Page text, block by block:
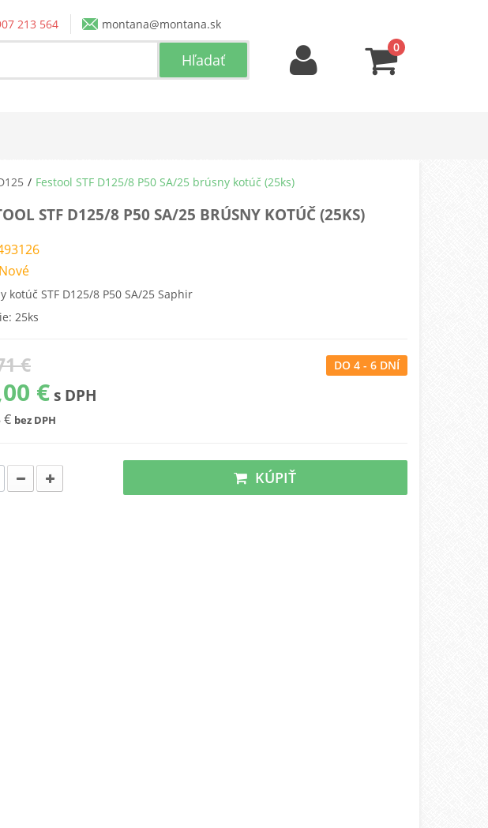
213 564
montana@montana.sk
0
Festool STF D125/8 P50 SA/25 brúsny kotúč (25ks)
STF D125/8 P50 SA/25 BRÚSNY KOTÚČ (25KS)
Nové
kotúč STF D125/8 P50 SA/25 Saphir
25ks
€
€ s DPH
€ bez DPH
DO 4 - 6 DNÍ
KÚPIŤ